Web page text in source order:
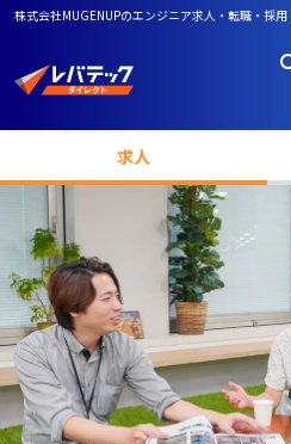
株式会社MUGENUPのエンジニア求人・転職・採
求人